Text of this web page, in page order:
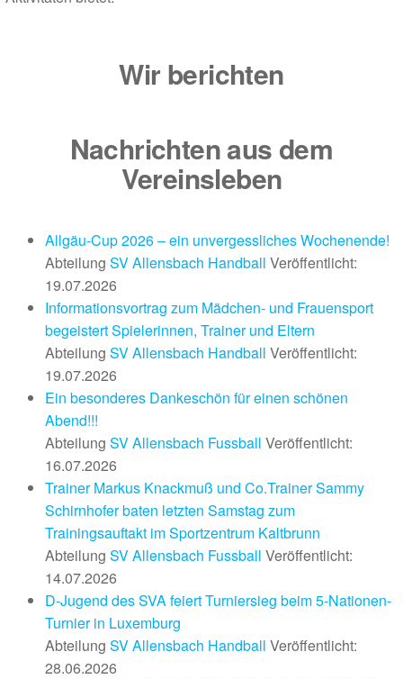
Wir berichten
Nachrichten aus dem
Vereinsleben
Allgäu-Cup 2026 – ein unvergessliches Wochenende!
Abteilung SV Allensbach Handball Veröffentlicht:
19.07.2026
Informationsvortrag zum Mädchen- und Frauensport
begeistert Spielerinnen, Trainer und Eltern
Abteilung SV Allensbach Handball Veröffentlicht:
19.07.2026
Ein besonderes Dankeschön für einen schönen
Abend!!!
Abteilung SV Allensbach Fussball Veröffentlicht:
16.07.2026
Trainer Markus Knackmuß und Co.Trainer Sammy
Schirnhofer baten letzten Samstag zum
Trainingsauftakt im Sportzentrum Kaltbrunn
Abteilung SV Allensbach Fussball Veröffentlicht:
14.07.2026
D-Jugend des SVA feiert Turniersieg beim 5-Nationen-
Turnier in Luxemburg
Abteilung SV Allensbach Handball Veröffentlicht:
28.06.2026